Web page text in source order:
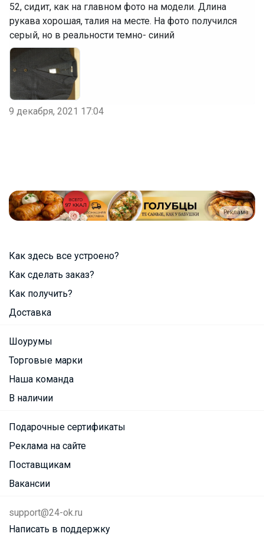
52, сидит, как на главном фото на модели. Длина
рукава хорошая, талия на месте. На фото получился
серый, но в реальности темно- синий
9 декабря, 2021 17:04
Реклама
Как здесь все устроено?
Как сделать заказ?
Как получить?
Доставка
Шоурумы
Торговые марки
Наша команда
В наличии
Подарочные сертификаты
Реклама на сайте
Поставщикам
Вакансии
support@24-ok.ru
Написать в поддержку